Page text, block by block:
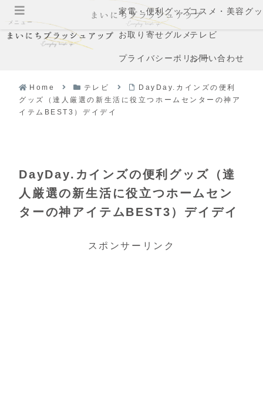
家電・便利グッズコスメ・美容グ
お取り寄せグルメテレビ
プライバシーポリシーお問い合わせ
Home テレビ
DayDay.カインズの便利
グッズ（達人厳選の新生活に役立つホームセンターの神ア
イテムBEST3）デイデイ
DayDay.カインズの便利グッズ（達
人厳選の新生活に役立つホームセン
ターの神アイテムBEST3）デイデイ
スポンサーリンク
メニュー